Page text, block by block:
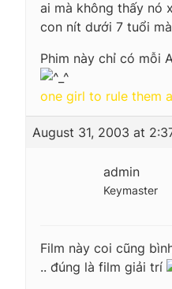
ai mà không thấy nó
con nít dưới 7 tuổi
Phim này chỉ có mỗi
one girl to rule them
August 31, 2003 at
admin
Keymaster
Film này coi cũng
.. đúng là film giải trí